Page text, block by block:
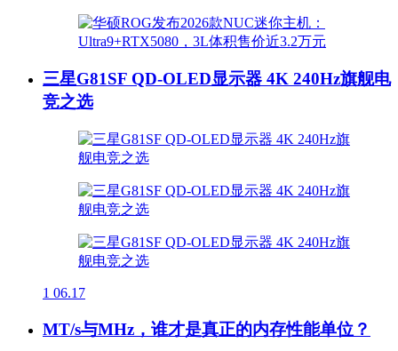
三星G81SF QD-OLED显示器 4K 240Hz旗舰电
竞之选
1 06.17
MT/s与MHz，谁才是真正的内存性能单位？